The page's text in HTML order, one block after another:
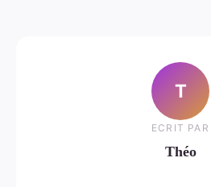
T
ECRIT PAR
Théo